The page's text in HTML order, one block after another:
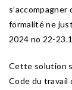
formalité ne
2024 no 22-
Cette solution
Code du travail